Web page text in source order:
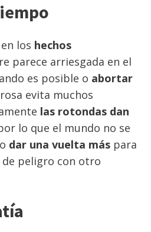
los hechos
parece arriesgada en el
es posible o abortar
evita muchos
las rotondas dan
lo que el mundo no se
dar una vuelta más para
peligro con otro